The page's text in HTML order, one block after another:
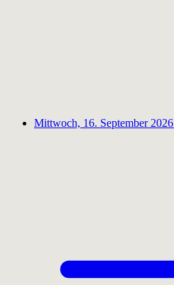
Mittwoch, 16. September 2026